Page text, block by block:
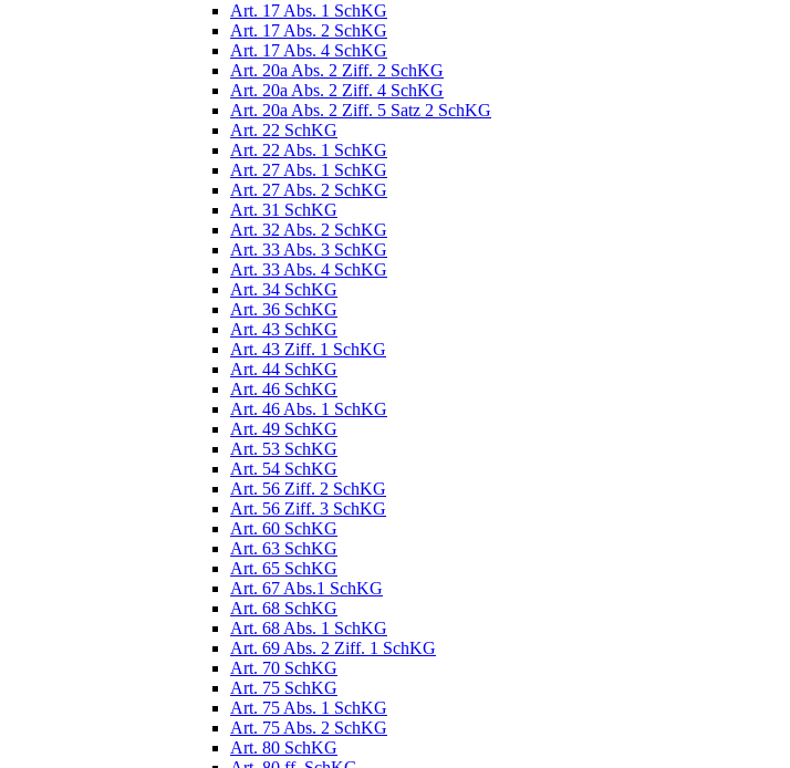
Art. 17 Abs. 1 SchKG
Art. 17 Abs. 2 SchKG
Art. 17 Abs. 4 SchKG
Art. 20a Abs. 2 Ziff. 2 SchKG
Art. 20a Abs. 2 Ziff. 4 SchKG
Art. 20a Abs. 2 Ziff. 5 Satz 2 SchKG
Art. 22 SchKG
Art. 22 Abs. 1 SchKG
Art. 27 Abs. 1 SchKG
Art. 27 Abs. 2 SchKG
Art. 31 SchKG
Art. 32 Abs. 2 SchKG
Art. 33 Abs. 3 SchKG
Art. 33 Abs. 4 SchKG
Art. 34 SchKG
Art. 36 SchKG
Art. 43 SchKG
Art. 43 Ziff. 1 SchKG
Art. 44 SchKG
Art. 46 SchKG
Art. 46 Abs. 1 SchKG
Art. 49 SchKG
Art. 53 SchKG
Art. 54 SchKG
Art. 56 Ziff. 2 SchKG
Art. 56 Ziff. 3 SchKG
Art. 60 SchKG
Art. 63 SchKG
Art. 65 SchKG
Art. 67 Abs.1 SchKG
Art. 68 SchKG
Art. 68 Abs. 1 SchKG
Art. 69 Abs. 2 Ziff. 1 SchKG
Art. 70 SchKG
Art. 75 SchKG
Art. 75 Abs. 1 SchKG
Art. 75 Abs. 2 SchKG
Art. 80 SchKG